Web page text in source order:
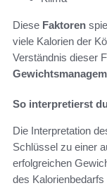
Diese Faktoren
viele Kalorien der
Verständnis dieser
So interpretierst
Die Interpretation
Schlüssel zu einer
erfolgreichen
des